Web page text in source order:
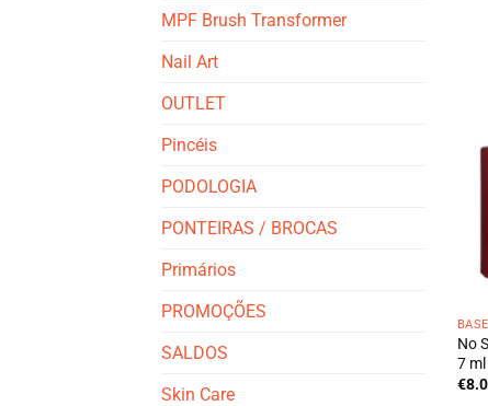
MPF Brush Transformer
Nail Art
OUTLET
Pincéis
PODOLOGIA
PONTEIRAS / BROCAS
Primários
PROMOÇÕES
SALDOS
Skin Care
No
7 ml
€